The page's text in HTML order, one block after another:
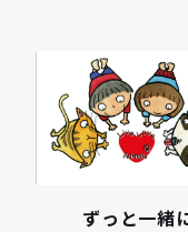
ずっと​一緒